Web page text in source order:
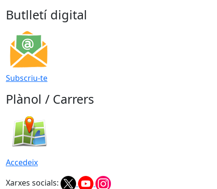
Butlletí digital
Subscriu-te
Plànol / Carrers
Accedeix
Xarxes socials: